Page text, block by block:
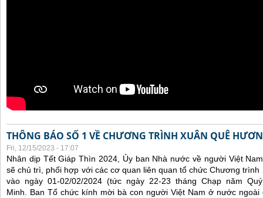
THÔNG BÁO SỐ 1 VỀ CHƯƠNG TRÌNH XUÂN QUÊ
Fri, 12/15/2023 - 17:07
Nhân dịp Tết Giáp Thìn 2024, Ủy ban Nhà nước về người Việt
sẽ chủ trì, phối hợp với các cơ quan liên quan tổ chức Chương
vào ngày 01-02/02/2024 (tức ngày 22-23 tháng Chạp năm
Minh. Ban Tổ chức kính mời bà con người Việt Nam ở nước